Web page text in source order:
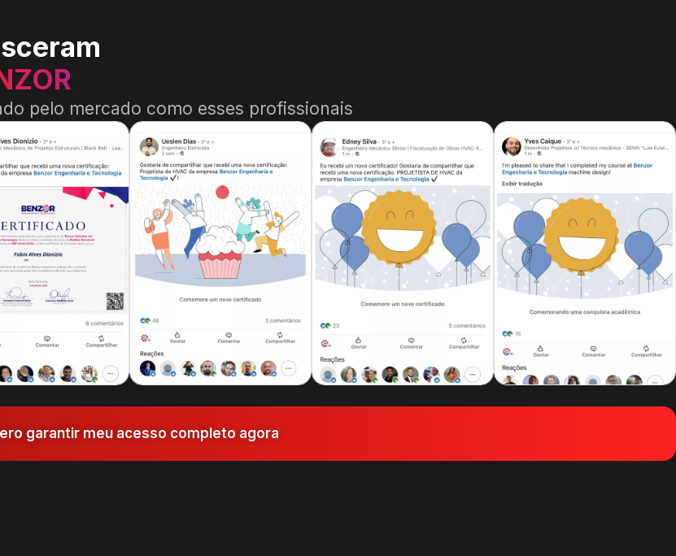
pelo mercado como esses profissionais
garantir meu acesso completo agora